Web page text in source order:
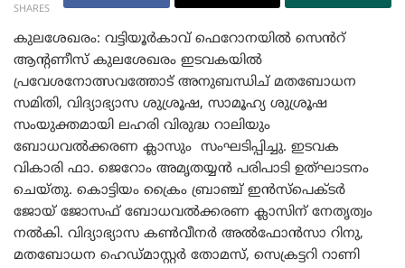
SHARES
കുലശേഖരം: വട്ടിയൂർകാവ് ഫെറോനയിൽ സെൻറ്
ആന്റണീസ് കുലശേഖരം ഇടവകയിൽ
പ്രവേശനോത്സവത്തോട് അനുബന്ധിച് മതബോധന
സമിതി, വിദ്യാഭ്യാസ ശുശ്രൂഷ, സാമൂഹ്യ ശുശ്രൂഷ
സംയുക്തമായി ലഹരി വിരുദ്ധ റാലിയും
ബോധവൽക്കരണ ക്ലാസും സംഘടിപ്പിച്ചു. ഇടവക
വികാരി ഫാ. ജെറോം അമൃതയ്യൻ പരിപാടി ഉത്ഘാടനം
ചെയ്തു. കൊട്ടിയം ക്രൈം ബ്രാഞ്ച് ഇൻസ്‌പെക്ടർ
ജോയ് ജോസഫ് ബോധവൽക്കരണ ക്ലാസിന്‌ നേതൃത്വം
നൽകി. വിദ്യാഭ്യാസ കൺവീനർ അൽഫോൻസാ റിനു,
മതബോധന ഹെഡ്മാസ്റ്റർ തോമസ്, സെക്രട്ടറി റാണി